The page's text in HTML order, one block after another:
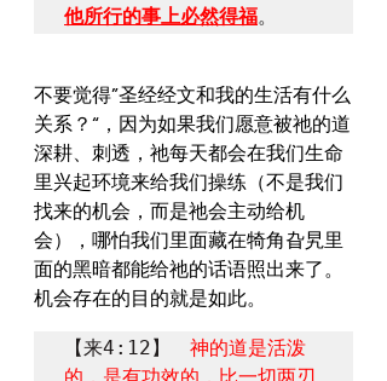
他所行的事上必然得福。
​不要觉得”圣经经文和我的生活有什么
关系？“，因为如果我们愿意被祂的道
深耕、刺透，祂每天都会在我们生命
里兴起环境来给我们操练（不是我们
找来的机会，而是祂会主动给机
会），哪怕我们里面藏在犄角旮旯里
面的黑暗都能给祂的话语照出来了。
机会存在的目的就是如此。
【来4:12】 神的道是活泼